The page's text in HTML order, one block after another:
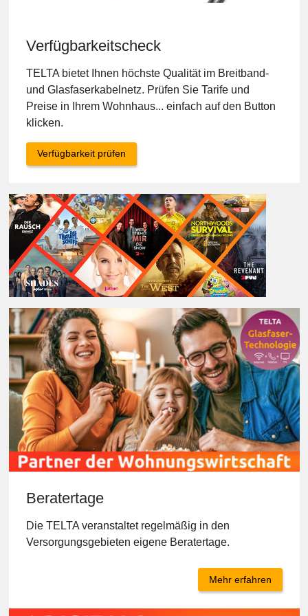
Verfügbarkeitscheck
TELTA bietet Ihnen höchste Qualität im Breitband-
und Glasfaserkabelnetz. Prüfen Sie Tarife und
Preise in Ihrem Wohnhaus... einfach auf den Button
Verfügbarkeit prüfen
Beratertage
Die TELTA veranstaltet regelmäßig in den
Versorgungsgebieten eigene Beratertage.